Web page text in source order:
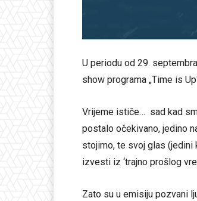
U periodu od 29.
show programa „Time is
Vrijeme ističe… sad kad
postalo očekivano, jedino
stojimo, te svoj glas (jedini
izvesti iz ‘trajno prošlog
Zato su u emisiju pozvani